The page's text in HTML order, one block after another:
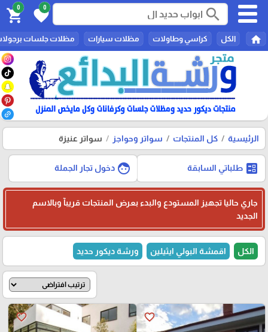
search
0
favorite
0
shopping_cart
home الكل كراسي وطاولات مظلات سيارات مظلات جلسات
الرئيسية كل المنتجات سواتر وحواجز سواتر عنيزة
ballot طلباتي السابقة face دخول تجار الجملة
جاري حاليا تجهيز المستودع والبدء بعرض المنتجات قريبآ وبالاسم
الجديد
الكل اقمشة البولي ايثيلين ورشة ديكور حديد
favorite_border
favorite_border